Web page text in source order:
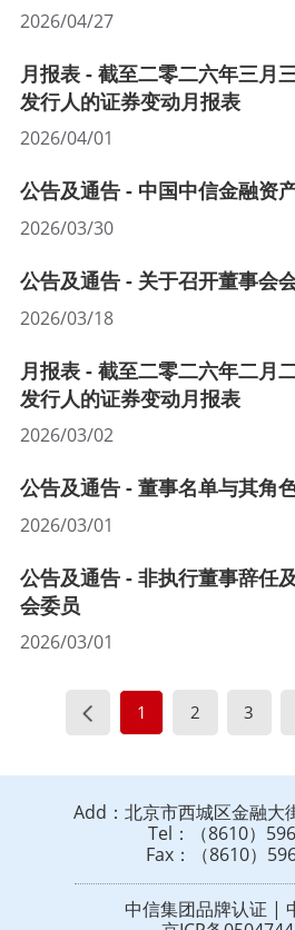
2026/04/27
月报表 - 截至二零二六年三月
发行人的证券变动月报表
2026/04/01
公告及通告 - 中国中信金融资
2026/03/30
公告及通告 - 关于召开董事会
2026/03/18
月报表 - 截至二零二六年二月
发行人的证券变动月报表
2026/03/02
公告及通告 - 董事名单与其角
2026/03/01
公告及通告 - 非执行董事辞任
会委员
2026/03/01
1 2 3
Add：北京市西城区金融大
Tel：（8610）
Fax：（8610）
中信集团品牌认证 |